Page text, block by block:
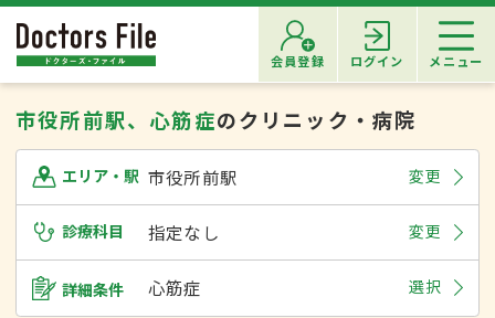
会員登録 ログイン メニュー
市役所前駅、心筋症のクリニック・病院
エリア・駅 市役所前駅 変更
診療科目 指定なし 変更
詳細条件 心筋症 選択